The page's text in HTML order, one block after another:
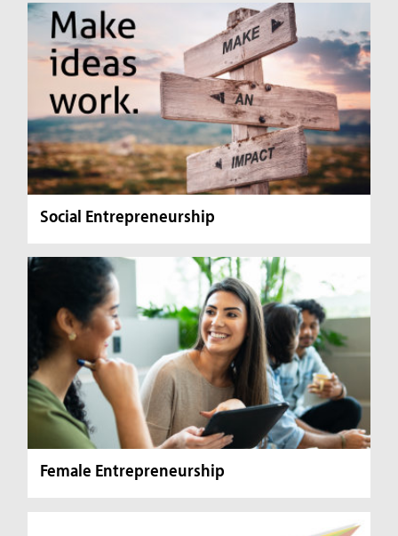
Social Entrepreneurship
Female Entrepreneurship